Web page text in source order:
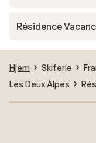
Résidence
Hjem Skiferie
Les Deux Alpes